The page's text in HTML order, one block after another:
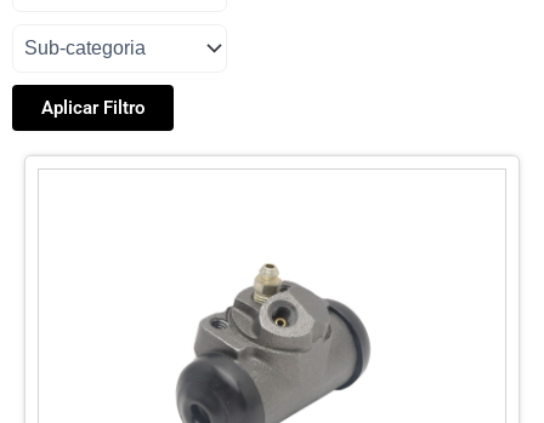
Aplicar Filtro